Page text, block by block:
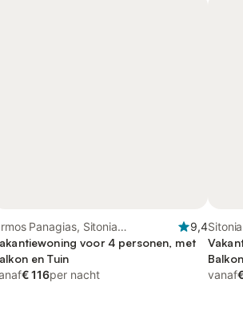
Panagias, Sitonia
9,4
voor 4 personen, met
en Tuin
€ 116per nacht
vanaf